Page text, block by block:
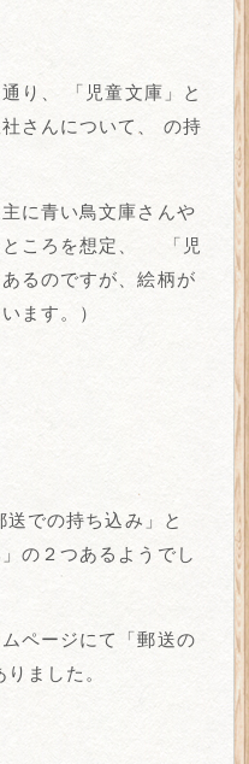
り、
「児童文庫」と
さんについて、
の持
に青い鳥文庫さんや
ころを想定、
「児
るのですが、絵柄が
ます。）
送での持ち込み」と
の２つあるようでし
ページにて「郵送の
ました。